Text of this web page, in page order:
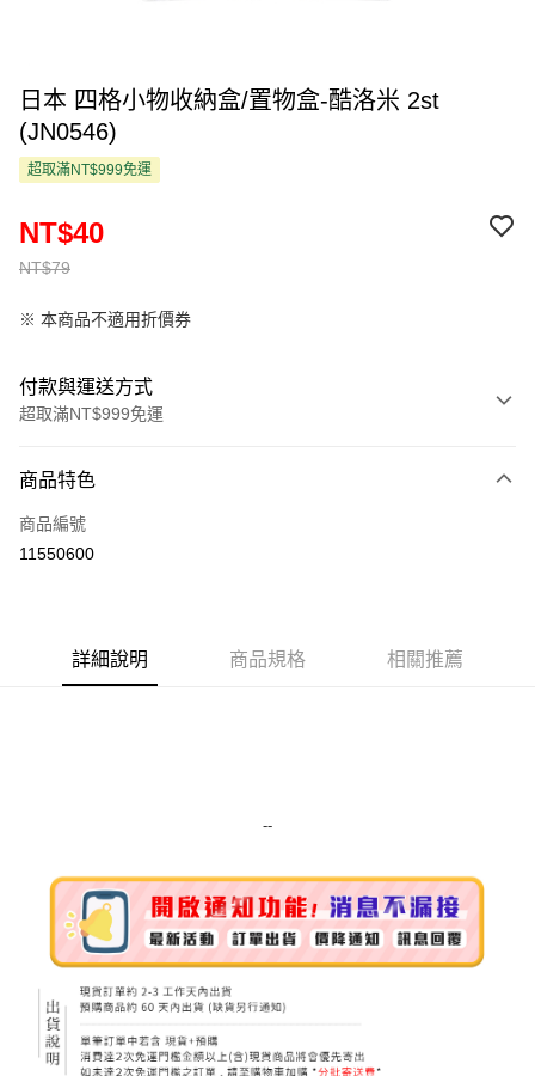
日本 四格小物收納盒/置物盒-酷洛米 2st
(JN0546)
超取滿NT$999免運
NT$79
NT$40
※ 本商品不適用折價券
付款與運送方式
超取滿NT$999免運
信用卡一次付款
超商取貨付款
街口支付
全家取貨付款
每筆NT$80，滿NT$999(含以上)免運費
每筆NT$80，滿NT$999(含以上)免運費
7-11取貨付款
商品特色
商品編號
11550600
詳細說明 商品規格 相關推薦
--